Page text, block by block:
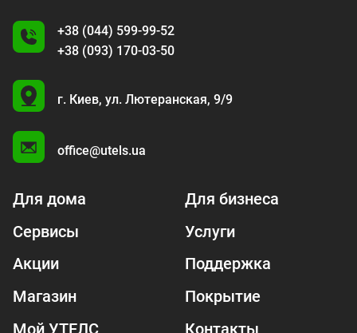
+38 (044) 599-99-52
+38 (093) 170-03-50
U
г. Киев, ул. Лютеранская, 9/9
office@utels.ua
Для дома
Для бизнеса
Сервисы
Услуги
Акции
Поддержка
Магазин
Покрытие
Мой УТЕЛС
Контакты